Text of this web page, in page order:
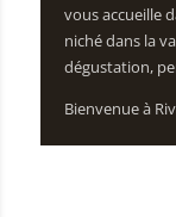
vous accueille
niché dans la
dégustation,
Bienvenue à